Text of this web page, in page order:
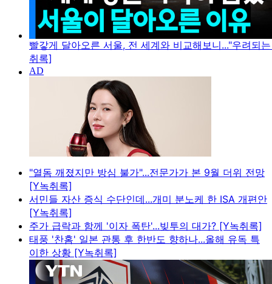
빨갛게 달아오른 서울, 전 세계와 비교해보니..."우려되
취록]
"열돔 깨졌지만 방심 불가"...전문가가 본 9월 더위 전망
[Y녹취록]
서민들 자산 증식 수단인데...개미 분노케 한 ISA 개편안
[Y녹취록]
주가 급락과 함께 '이자 폭탄'...빚투의 대가? [Y녹취록]
태풍 '찬홈' 일본 관통 후 한반도 향하나...올해 유독 특
이한 상황 [Y녹취록]